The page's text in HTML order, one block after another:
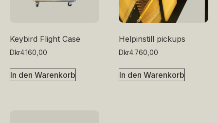
Keybird Flight Case
Dkr4.160,00
In den Warenkorb
Helpinstill pickups
Dkr4.760,00
In den Warenkorb